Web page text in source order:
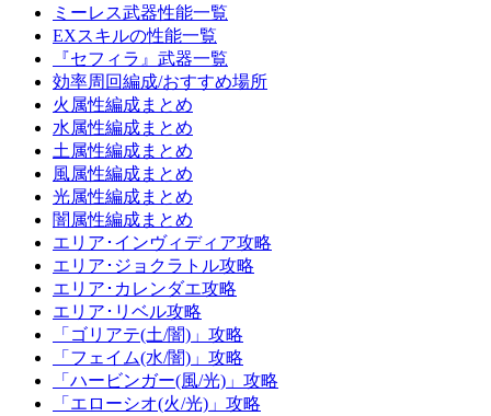
ミーレス武器性能一覧
EXスキルの性能一覧
『セフィラ』武器一覧
効率周回編成/おすすめ場所
火属性編成まとめ
水属性編成まとめ
土属性編成まとめ
風属性編成まとめ
光属性編成まとめ
闇属性編成まとめ
エリア･インヴィディア攻略
エリア･ジョクラトル攻略
エリア･カレンダエ攻略
エリア･リベル攻略
「ゴリアテ(土/闇)」攻略
「フェイム(水/闇)」攻略
「ハービンガー(風/光)」攻略
「エローシオ(火/光)」攻略